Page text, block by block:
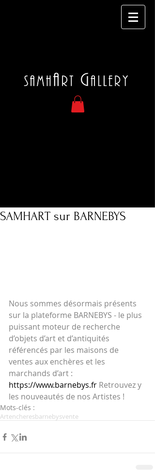
SAMHART sur BARNEBYS
Nous sommes désormais présents
sur la plateforme BARNEBYS - le plus
puissant moteur de recherche
d’objets d’art et d’antiquités
référencés par les maisons de
ventes aux enchères et les
marchands d’art :
https://www.barnebys.fr Retrouvez y
les nouveautés de nos Artistes !
Mots-clés :
Artencheresbarnebysvente